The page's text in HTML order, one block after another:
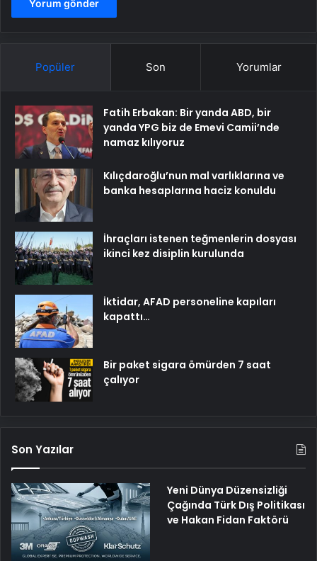
Popüler Son Yorumlar
Fatih Erbakan: Bir yanda ABD, bir
yanda YPG biz de Emevi Camii’nde
namaz kılıyoruz
Kılıçdaroğlu’nun mal varlıklarına ve
banka hesaplarına haciz konuldu
İhraçları istenen teğmenlerin dosyası
ikinci kez disiplin kurulunda
İktidar, AFAD personeline kapıları
kapattı…
Bir paket sigara ömürden 7 saat
çalıyor
Son Yazılar
Yeni Dünya Düzensizliği
Çağında Türk Dış Politikası
ve Hakan Fidan Faktörü